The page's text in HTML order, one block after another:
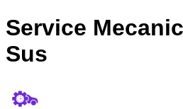
Service
Sus